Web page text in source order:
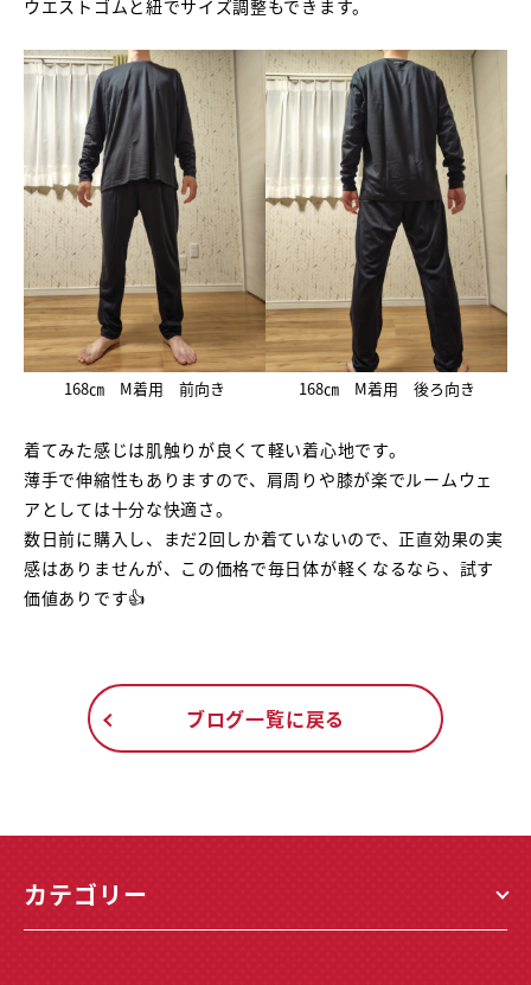
ウエストゴムと紐でサイズ調整もできます。
168㎝ M着用 前向き 168㎝ M着用 後ろ向き
着てみた感じは肌触りが良くて軽い着心地です。
薄手で伸縮性もありますので、肩周りや膝が楽でルームウェ
アとしては十分な快適さ。
数日前に購入し、まだ2回しか着ていないので、正直効果の実
感はありませんが、この価格で毎日体が軽くなるなら、試す
価値ありです👍
ブログ一覧に戻る
カテゴリー